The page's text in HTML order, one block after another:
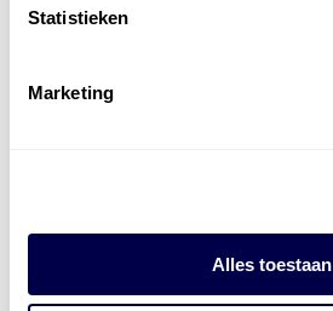
Statistieken
Marketing
Alles toestaan